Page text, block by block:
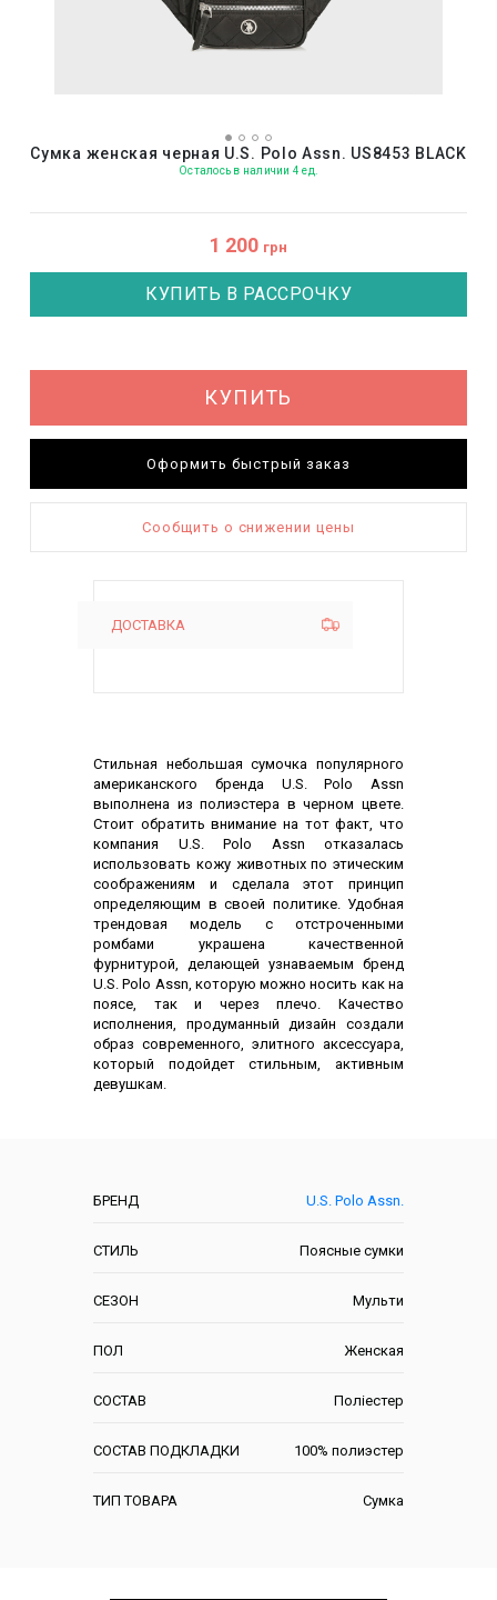
Сумка женская черная U.S. Polo Assn. US8453 BLACK
Осталось в наличии 4 ед.
1 200 грн
КУПИТЬ В РАССРОЧКУ
КУПИТЬ
Оформить быстрый заказ
Сообщить о снижении цены
ДОСТАВКА
БРЕНД U.S. Polo Assn.
СТИЛЬ Поясные сумки
СЕЗОН Мульти
ПОЛ Женская
СОСТАВ Поліестер
СОСТАВ ПОДКЛАДКИ 100% полиэстер
ТИП ТОВАРА Сумка
Описание
Стильная небольшая сумочка популярного
американского бренда U.S. Polo Assn
выполнена из полиэстера в черном цвете.
Стоит обратить внимание на тот факт, что
компания U.S. Polo Assn отказалась
использовать кожу животных по этическим
соображениям и сделала этот принцип
определяющим в своей политике. Удобная
трендовая модель с отстроченными
ромбами украшена качественной
фурнитурой, делающей узнаваемым бренд
U.S. Polo Assn, которую можно носить как на
поясе, так и через плечо. Качество
исполнения, продуманный дизайн создали
образ современного, элитного аксессуара,
который подойдет стильным, активным
девушкам.